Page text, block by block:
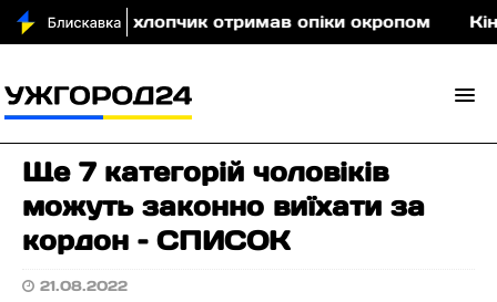
хлопчик отримав опіки окропом Кіно під
Ще 7 категорій чоловіків
можуть законно виїхати за
кордон – СПИСОК
21.08.2022